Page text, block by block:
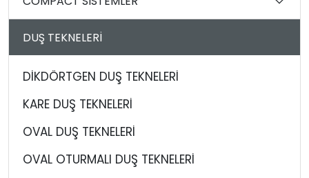
DUŞ TEKNELERİ
DİKDÖRTGEN DUŞ TEKNELERİ
KARE DUŞ TEKNELERİ
OVAL DUŞ TEKNELERİ
OVAL OTURMALI DUŞ TEKNELERİ